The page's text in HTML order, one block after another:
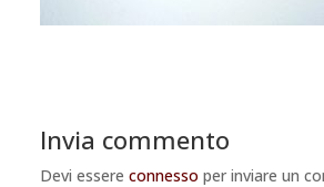
Invia commento
Devi essere connesso per inviare un